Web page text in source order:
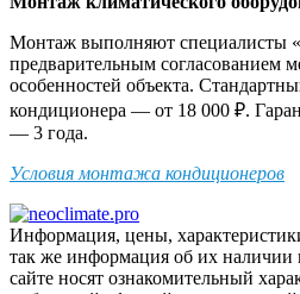
Монтаж выполняют специалисты
предварительным согласованием
особенностей объекта.
кондиционера — от 18 000 ₽.
— 3 года.
Условия монтажа кондиционеров
Информация, цены,
так же информация об их наличии
сайте носят ознакомительный